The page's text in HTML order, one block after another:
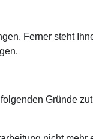
Ferner steht
Gründe